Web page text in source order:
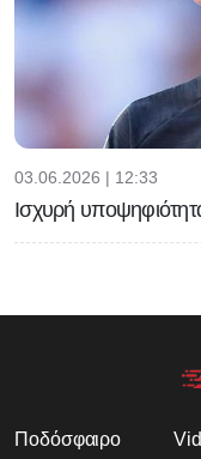
03.06.2026 | 12:33
Ισχυρή
Ποδόσφαιρο